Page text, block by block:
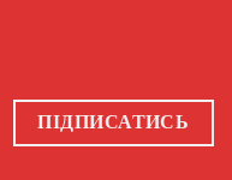
ПІДПИСАТИСЬ